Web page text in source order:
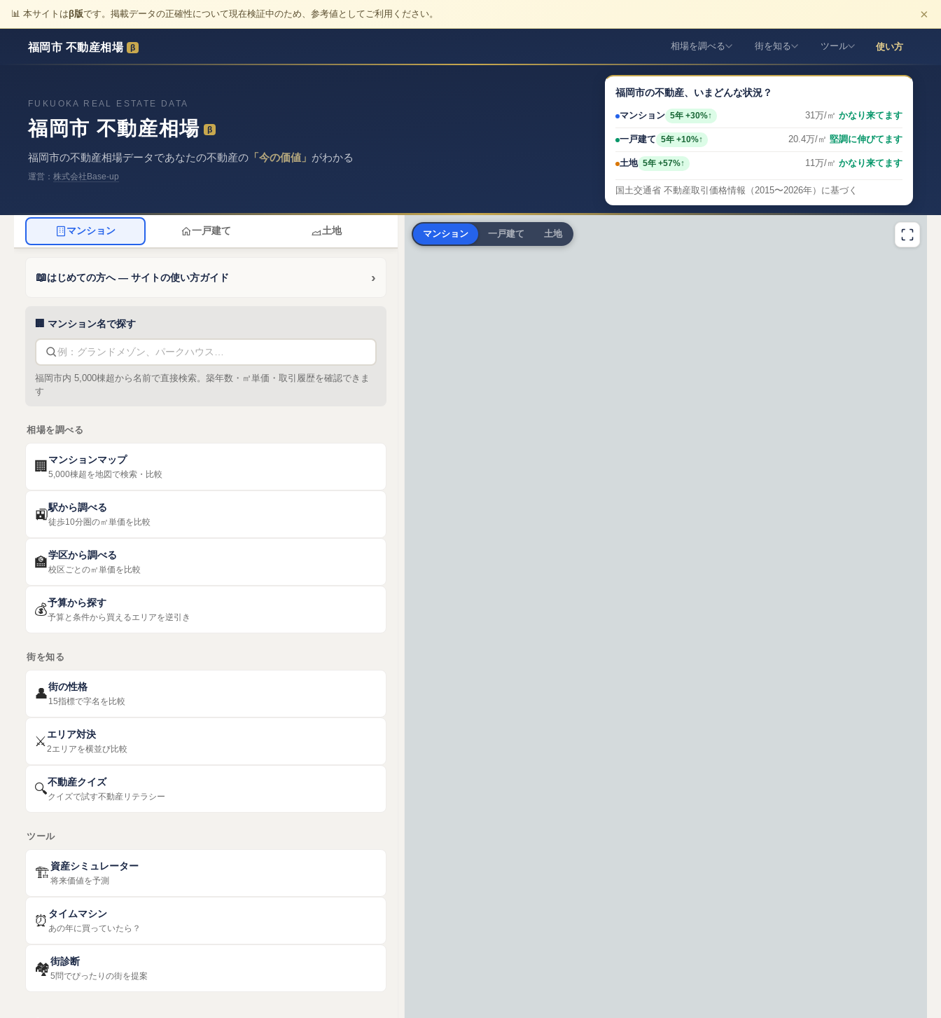
📊 本サイトはβ版です。掲載データの正確性について現在検証中のため、参考値としてご利用ください。 ×
福岡市 不動産相場 β 相場を調べる 街を知る ツール 使い方
FUKUOKA REAL ESTATE DATA
福岡市 不動産相場 β
福岡市の不動産相場データであなたの不動産の 「今の価値」 がわかる
運営： 株式会社Base-up
福岡市の不動産、いまどんな状況？
マンション 5年 +30%↑ 31万/㎡ かなり来てます
一戸建て 5年 +10%↑ 20.4万/㎡ 堅調に伸びてます
土地 5年 +57%↑ 11万/㎡ かなり来てます
国土交通省 不動産取引価格情報（2015〜2026年）に基づく
マンション 一戸建て 土地
📖はじめての方へ — サイトの使い方ガイド ›
🏢 マンション名で探す
福岡市内 5,000棟超から名前で直接検索。築年数・㎡単価・取引履歴を確認できま
す
相場を調べる
🏢 マンションマップ
5,000棟超を地図で検索・比較
🚉駅から調べる
徒歩10分圏の㎡単価を比較
🏫学区から調べる
校区ごとの㎡単価を比較
💰予算から探す
予算と条件から買えるエリアを逆引き
街を知る
👤街の性格
15指標で字名を比較
⚔️ エリア対決
2エリアを横並び比較
🔍不動産クイズ
クイズで試す不動産リテラシー
ツール
🏗️資産シミュレーター
将来価値を予測
⏰ タイムマシン
あの年に買っていたら？
🏘️街診断
5問でぴったりの街を提案
マンション 一戸建て 土地